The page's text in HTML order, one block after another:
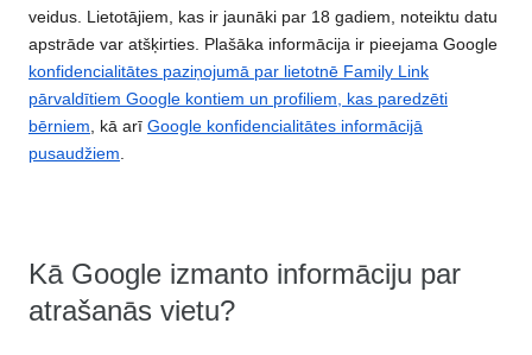
veidus. Lietotājiem, kas ir jaunāki par 18 gadiem, noteiktu datu
apstrāde var atšķirties. Plašāka informācija ir pieejama Google
konfidencialitātes paziņojumā par lietotnē Family Link
pārvaldītiem Google kontiem un profiliem, kas paredzēti
bērniem , kā arī Google konfidencialitātes informācijā
pusaudžiem
Kā Google izmanto informāciju par
atrašanās vietu?